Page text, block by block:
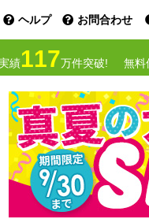
ヘルプ お問合わせ
績117万件突破! 無料